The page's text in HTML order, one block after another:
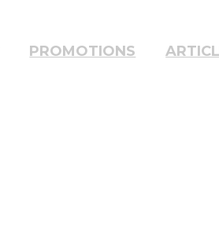
PROMOTIONS